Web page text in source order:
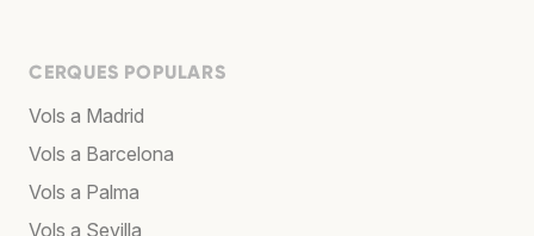
CERQUES POPULARS
Vols a Madrid
Vols a Barcelona
Vols a Palma
Vols a Sevilla